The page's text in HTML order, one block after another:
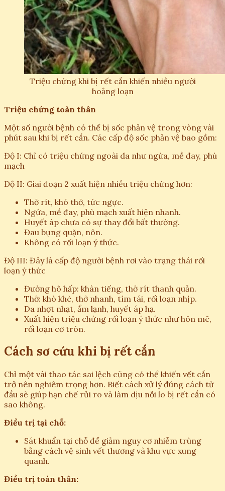
Triệu chứng khi bị rết cắn khiến nhiều người
hoảng loạn
Triệu chứng toàn thân
Một số người bệnh có thể bị sốc phản vệ trong vòng vài
phút sau khi bị rết cắn. Các cấp độ sốc phản vệ bao gồm:
Độ I: Chỉ có triệu chứng ngoài da như ngứa, mề đay, phù
mạch
Độ II: Giai đoạn 2 xuất hiện nhiều triệu chứng hơn:
Thở rít, khó thở, tức ngực.
Ngứa, mề đay, phù mạch xuất hiện nhanh.
Huyết áp chưa có sự thay đổi bất thường.
Đau bụng quặn, nôn.
Không có rối loạn ý thức.
Độ III: Đây là cấp độ người bệnh rơi vào trạng thái rối
loạn ý thức
Đường hô hấp: khàn tiếng, thở rít thanh quản.
Thở: khò khè, thở nhanh, tím tái, rối loạn nhịp.
Da nhợt nhạt, ẩm lạnh, huyết áp hạ.
Xuất hiện triệu chứng rối loạn ý thức như hôn mê,
rối loạn cơ tròn.
Cách sơ cứu khi bị rết cắn
Chỉ một vài thao tác sai lệch cũng có thể khiến vết cắn
trở nên nghiêm trọng hơn. Biết cách xử lý đúng cách từ
đầu sẽ giúp hạn chế rủi ro và làm dịu nỗi lo bị rết cắn có
sao không.
Điều trị tại chỗ:
Sát khuẩn tại chỗ để giảm nguy cơ nhiễm trùng
bằng cách vệ sinh vết thương và khu vực xung
quanh.
Điều trị toàn thân: